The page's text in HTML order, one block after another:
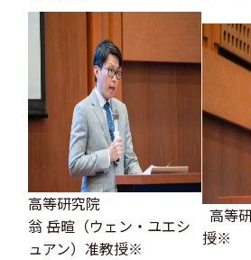
高等研究院
翁 岳暄（ウェン・ユエシ
ュアン）准教授※
高等
授※